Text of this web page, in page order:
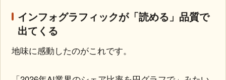
インフォグラフィックが「読める」品質で
出てくる
地味に感動したのがこれです。
「2026年AI業界のシェア比率を円グラフで」みたい